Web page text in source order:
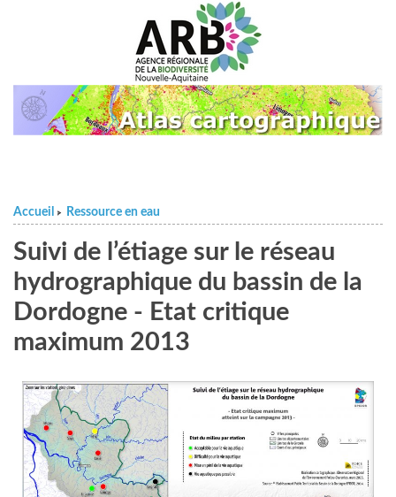
Accueil > Ressource en eau
Suivi de l’étiage sur le réseau
hydrographique du bassin de la
Dordogne - Etat critique
maximum 2013